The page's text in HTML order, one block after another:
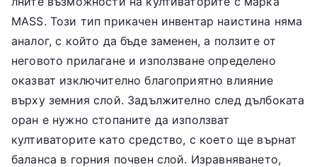
MASS. Този тип прикачен инвентар наистина няма
аналог, с който да бъде заменен, а ползите от
неговото прилагане и използване определено
оказват изключително благоприятно влияние
върху земния слой. Задължително след дълбоката
оран е нужно стопаните да използват
култиваторите като средство, с което ще върнат
баланса в горния почвен слой. Изравняването,